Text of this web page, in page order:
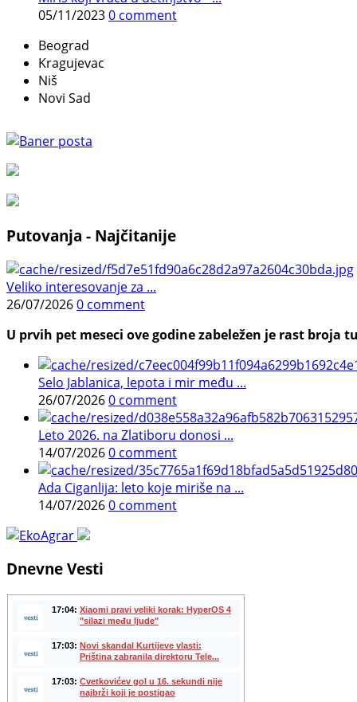
05/11/20230 comment
Beograd
Kragujevac
Niš
Novi Sad
Putovanja - Najčitanije
Veliko interesovanje za ...
26/07/20260 comment
U prvih pet meseci ove godine zabeležen je rast
Selo Jablanica, lepota i mir među ...
26/07/20260 comment
Leto 2026. na Zlatiboru donosi ...
14/07/20260 comment
Ada Ciganlija: leto koje miriše na ...
14/07/20260 comment
Dnevne Vesti